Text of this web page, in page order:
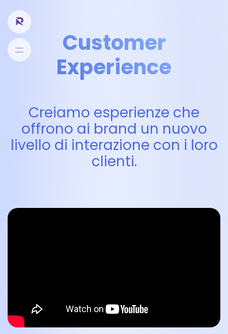
Customer
Experience
Creiamo esperienze che
offrono ai brand un nuovo
livello di interazione con i loro
clienti.